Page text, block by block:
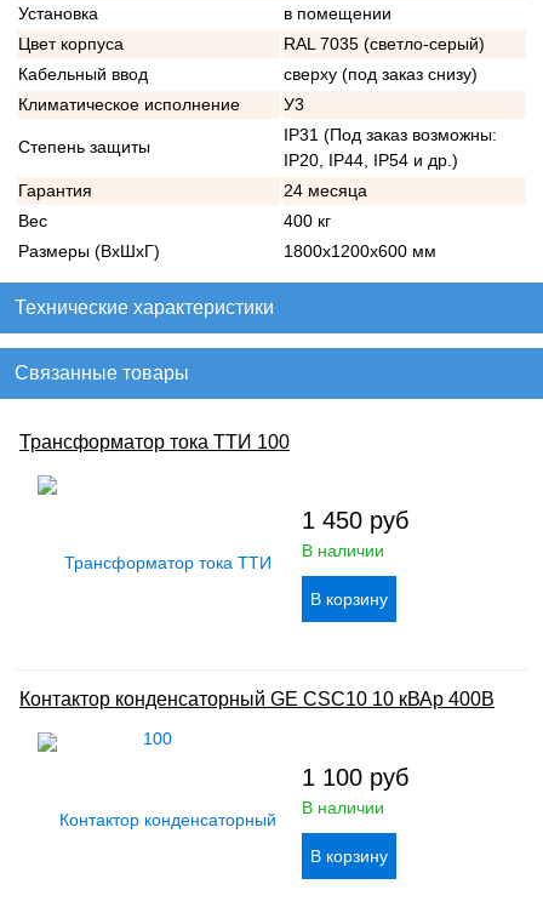
Установка
в помещении
Цвет корпуса
RAL 7035 (светло-серый)
Кабельный ввод
сверху (под заказ снизу)
Климатическое исполнение
У3
Степень защиты
IP31 (Под заказ возможны:
IP20, IP44, IP54 и др.)
Гарантия
24 месяца
Вес
400 кг
Размеры (ВхШхГ)
1800х1200х600 мм
Технические характеристики
Связанные товары
Трансформатор тока ТТИ 100
1 450 руб
В наличии
Контактор конденсаторный GE CSC10 10 кВАр 400В
1 100 руб
В наличии